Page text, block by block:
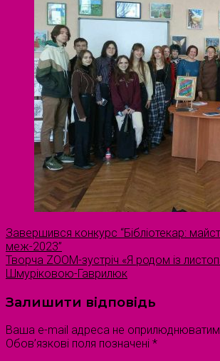
Завершився конкурс “Бібліотекар:
меж-2023”
Творча ZOOM-зустріч «Я родом із
Шмуріковою-Гаврилюк
Залишити відповідь
Ваша e-mail адреса не
Обов’язкові поля позначені *